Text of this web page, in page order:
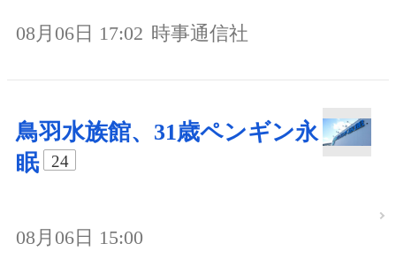
08月06日 17:02 時事通信社
鳥羽水族館、31歳ペンギン永
眠
24
08月06日 15:00